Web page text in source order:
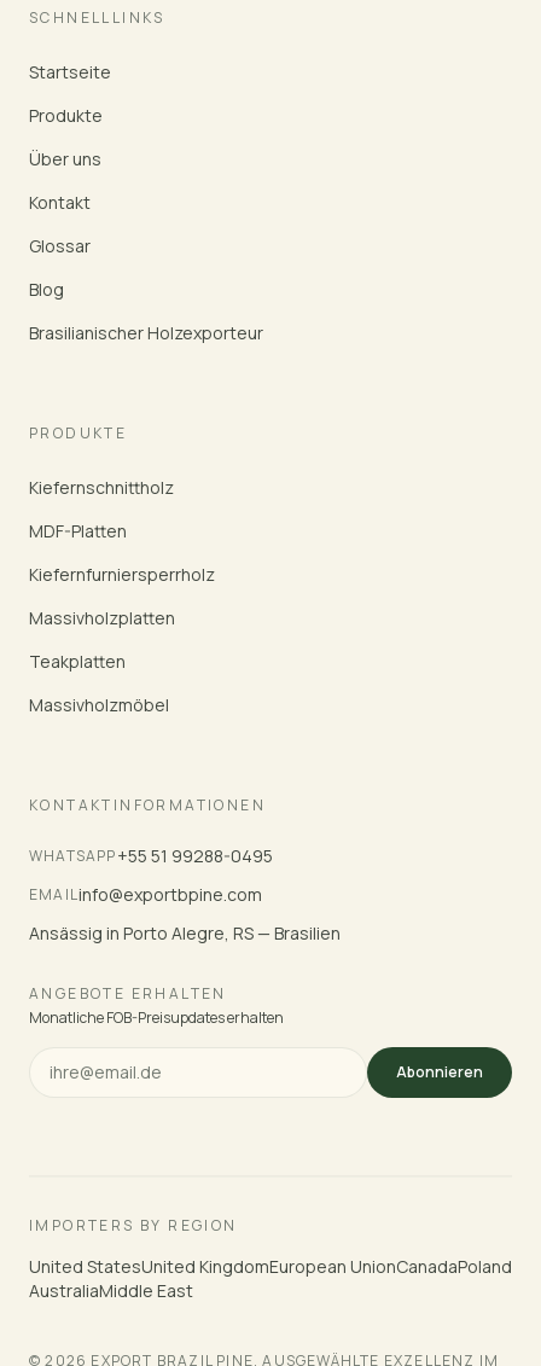
SCHNELLLINKS
Startseite
Produkte
Über uns
Kontakt
Glossar
Blog
Brasilianischer Holzexporteur
PRODUKTE
Kiefernschnittholz
MDF-Platten
Kiefernfurniersperrholz
Massivholzplatten
Teakplatten
Massivholzmöbel
KONTAKTINFORMATIONEN
WHATSAPP+55 51 99288-0495
EMAILinfo@exportbpine.com
Ansässig in Porto Alegre, RS — Brasilien
ANGEBOTE ERHALTEN
Monatliche FOB-Preisupdates erhalten
Abonnieren
IMPORTERS BY REGION
United StatesUnited KingdomEuropean UnionCanadaPoland
AustraliaMiddle East
© 2026 EXPORT BRAZIL PINE. AUSGEWÄHLTE EXZELLENZ IM